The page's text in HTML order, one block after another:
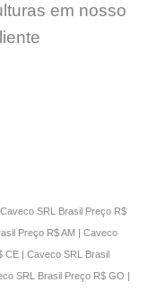
em nosso
SRL Brasil Preço R$
Preço R$ AM | Caveco
CE | Caveco SRL Brasil
SRL Brasil Preço R$ GO |